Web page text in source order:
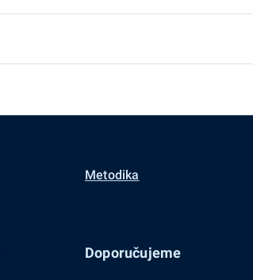
Metodika
Doporučujeme